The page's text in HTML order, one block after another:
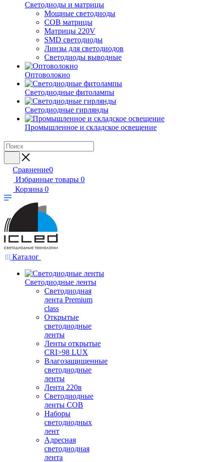
Светодиоды и матрицы
Мощные светодиоды
COB матрицы
Матрицы 220V
SMD светодиоды
Линзы для светодиодов
Светодиоды выводные
Оптоволокно
Светодиодные фитолампы
Светодиодные гирлянды
Промышленное и складское освещение
Сравнение0
Избранные товары 0
Корзина 0
Каталог
Светодиодные ленты
Светодиодная
лента Premium
class
Открытые
светодиодные
ленты
Ленты открытые
CRI>98 LUX
Влагозащищенные
светодиодные
ленты
Лента 220в
Светодиодные
ленты COB
Наборы
светодиодных
лент
Адресная
светодиодная
лента